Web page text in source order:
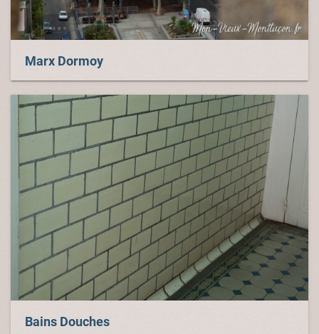
Marx Dormoy
Bains Douches